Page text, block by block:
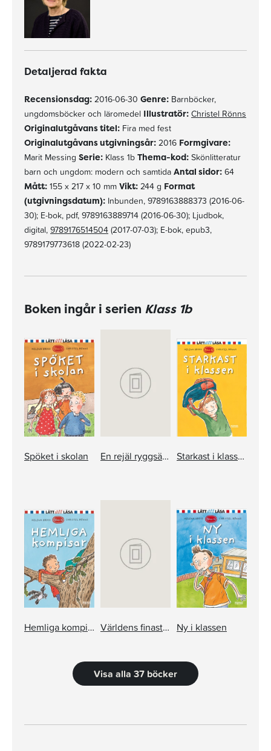
Detaljerad fakta
Recensionsdag: 2016-06-30 Genre: Barnböcker,
ungdomsböcker och läromedel Illustratör: Christel Rönns
Originalutgåvans titel: Fira med fest
Originalutgåvans utgivningsår: 2016 Formgivare:
Marit Messing Serie: Klass 1b Thema-kod: Skönlitteratur
barn och ungdom: modern och samtida Antal sidor: 64
Mått: 155 x 217 x 10 mm Vikt: 244 g Format
(utgivningsdatum): Inbunden, 9789163888373 (2016-06-
30); E-bok, pdf, 9789163889714 (2016-06-30); Ljudbok,
digital, 9789176514504 (2017-07-03); E-bok, epub3,
9789179773618 (2022-02-23)
Boken ingår i serien Klass 1b
Spöket i skolan En rejäl ryggsäck Starkast i klassen
Hemliga kompisar Världens finaste glasögon Ny i klassen
Visa alla 37 böcker